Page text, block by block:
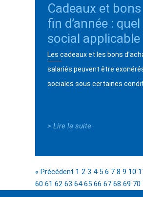
Cadeaux et bons
fin d’année :
social applicable
Les cadeaux et les bons
salariés peuvent être
sociales sous certaines
> Lire la suite
« Précédent 1 2 3 4 5 6 7 8 9 10
60 61 62 63 64 65 66 67 68 69 70